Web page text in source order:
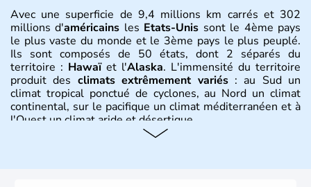
Avec une superficie de 9,4 millions km carrés et 302
millions d'américains les Etats-Unis sont le 4ème pays
le plus vaste du monde et le 3ème pays le plus peuplé.
Ils sont composés de 50 états, dont 2 séparés du
territoire : Hawaïet l'Alaska. L'immensité du territoire
produit des climats extrêmement variés: au Sud un
climat tropical ponctué de cyclones, au Nord un climat
continental, sur le pacifique un climat méditerranéen et à
l'Ouest un climat aride et désertique.